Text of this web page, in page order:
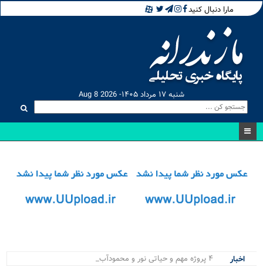
مارا دنبال کنید
شنبه ۱۷ مرداد ۱۴۰۵- Aug 8 2026
اخبار
۴ پروژه مهم و حیاتی نور و محمودآباد جان دوبار_